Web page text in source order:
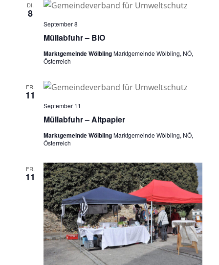
DI.
8
Müllabfuhr – BIO
September 8
Marktgemeinde WölblingMarktgemeinde Wölbling, NÖ,
Österreich
FR.
11
Müllabfuhr – Altpapier
September 11
Marktgemeinde WölblingMarktgemeinde Wölbling, NÖ,
Österreich
FR.
11